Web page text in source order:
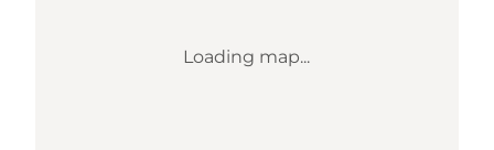
Loading map...